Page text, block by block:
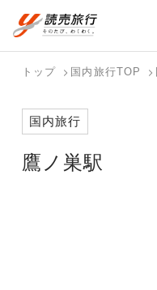
航空券+宿泊
国内旅行
バスツアー
を探す
国内特集か
海外旅行
海外特集か
ら探す
トップ 国内旅行TOP
鷹ノ巣駅
国内旅行